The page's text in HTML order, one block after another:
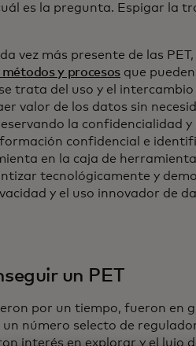
es la pregunta. Espigar la
vez más presente de las
métodos y procesos que
trata del uso y el
valor de los datos sin
la confidencialidad
confidencial e
en la caja de
tecnológicamente y
y el uso innovador de
un PET
por un tiempo, fueron en
número selecto de
interés en explorar y el lujo